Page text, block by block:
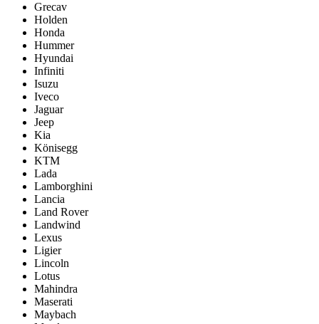
Grecav
Holden
Honda
Hummer
Hyundai
Infiniti
Isuzu
Iveco
Jaguar
Jeep
Kia
Könisegg
KTM
Lada
Lamborghini
Lancia
Land Rover
Landwind
Lexus
Ligier
Lincoln
Lotus
Mahindra
Maserati
Maybach